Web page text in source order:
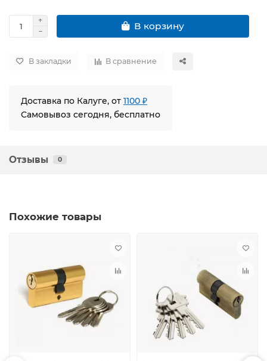
В корзину
В закладки В сравнение
Доставка по Калуге, от 1100 ₽
Самовывоз сегодня, бесплатно
Отзывы 0
Похожие товары